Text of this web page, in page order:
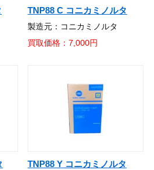
TNP88 C コニカミノルタ
製造元：コニカミノルタ
買取価格：7,000円
TNP88 Y コニカミノルタ